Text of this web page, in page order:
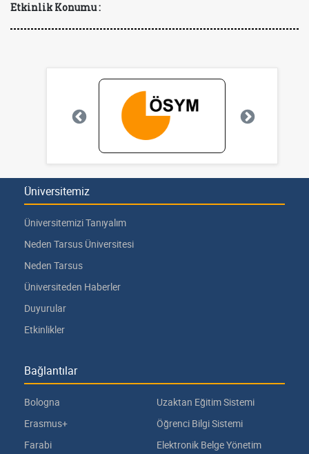
Etkinlik Konumu :
Üniversitemiz
Üniversitemizi Tanıyalım
Neden Tarsus Üniversitesi
Neden Tarsus
Üniversiteden Haberler
Duyurular
Etkinlikler
Bağlantılar
Bologna
Erasmus+
Farabi
Uzaktan Eğitim Sistemi
Öğrenci Bilgi Sistemi
Elektronik Belge Yönetim